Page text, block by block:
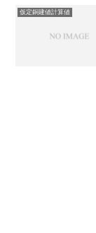
仮定銅建値計算値